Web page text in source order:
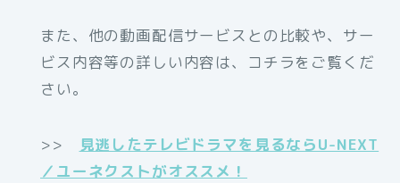
また、他の動画配信サービスとの比較や、サー
ビス内容等の詳しい内容は、コチラをご覧くだ
さい。
>>
見逃したテレビドラマを見るならU-NEXT
／ユーネクストがオススメ！